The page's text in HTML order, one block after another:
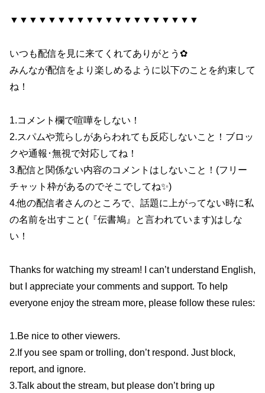
▼▼▼▼▼▼▼▼▼▼▼▼▼▼▼▼▼▼▼▼
いつも配信を見に来てくれてありがとう✿
みんなが配信をより楽しめるように以下のことを約束して
ね！
1.コメント欄で喧嘩をしない！
2.スパムや荒らしがあらわれても反応しないこと！ブロッ
クや通報･無視で対応してね！
3.配信と関係ない内容のコメントはしないこと！(フリー
チャット枠があるのでそこでしてね✨)
4.他の配信者さんのところで、話題に上がってない時に私
の名前を出すこと(『伝書鳩』と言われています)はしな
い！
Thanks for watching my stream! I can’t understand English,
but I appreciate your comments and support. To help
everyone enjoy the stream more, please follow these rules:
1.Be nice to other viewers.
2.If you see spam or trolling, don’t respond. Just block,
report, and ignore.
3.Talk about the stream, but please don’t bring up